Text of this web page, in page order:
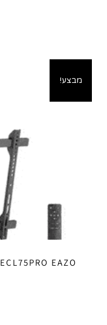
מבצע!
ECL75PRO EAZO זרוע חשמלית תקרתית למסכים